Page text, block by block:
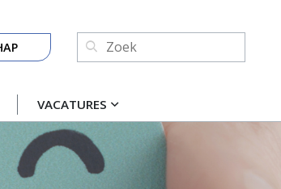
VACATURES
Zoeken:
ZOEKEN